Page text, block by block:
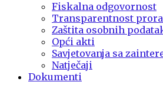
Fiskalna odgovornost
Transparentnost
Zaštita osobnih
Opći akti
Savjetovanja sa
Natječaji
Dokumenti